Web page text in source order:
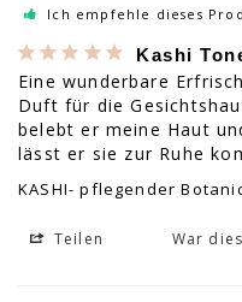
Ich empfehle dieses
Kashi
Eine wunderbare
Duft für die
belebt er meine Haut
lässt er sie zur Ruhe
KASHI- pflegender
Teilen War